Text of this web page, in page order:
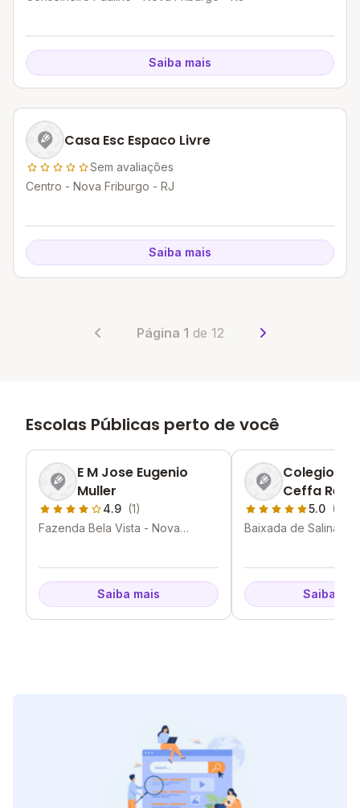
Saiba mais
Casa Esc Espaco Livre
Sem avaliações
Centro - Nova Friburgo - RJ
Saiba mais
Página 1 de 12
Escolas Públicas perto de você
E M Jose Eugenio
Muller
4.9 (1)
Fazenda Bela Vista - Nova
Saiba mais
Colegio
Ceffa Rei
5.0 (1)
Baixada de Salinas -
Saiba